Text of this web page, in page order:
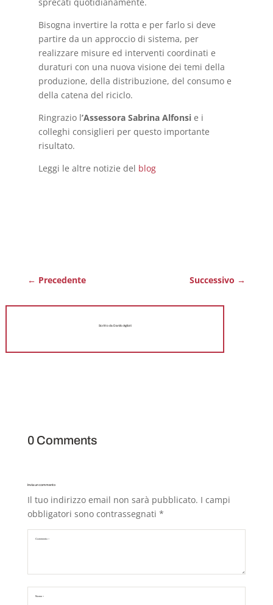
Bisogna invertire la rotta e per farlo si deve
partire da un approccio di sistema, per
realizzare misure ed interventi coordinati e
duraturi con una nuova visione dei temi della
produzione, della distribuzione, del consumo e
della catena del riciclo.
Ringrazio l’Assessora Sabrina Alfonsie i
colleghi consiglieri per questo importante
risultato.
Leggi le altre notizie del blog
← Precedente Successivo →
Scritto da Danilo Aglioti
0 Comments
Invia un commento
Il tuo indirizzo email non sarà pubblicato. I campi
obbligatori sono contrassegnati *